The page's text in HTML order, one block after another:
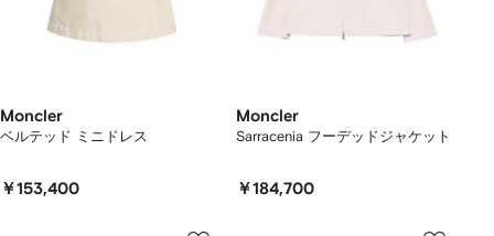
Moncler
ベルテッド ミニドレス
￥153,400
Moncler
Sarracenia フーデッドジャケット
￥184,700